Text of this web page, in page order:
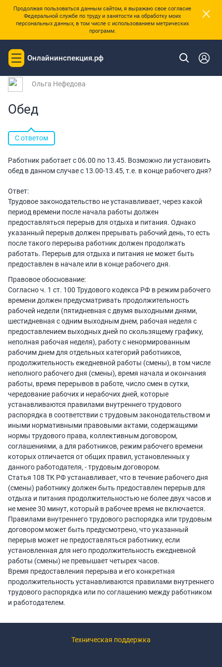
Продолжая пользоваться данным сайтом, я выражаю свое согласие
Федеральной службе по труду и занятости на обработку моих
персональных данных, в том числе с использованием метрических
программ.
×
Toggle
navigation
Онлайнинспекция.рф
Главная
Ольга Нефедова
Обед
С ответом
Работник работает с 06.00 по 13.45. Возможно ли установить
обед в данном случае с 13.00-13.45, т.е. в конце рабочего дня?
Ответ:
Трудовое законодательство не устанавливает, через какой
период времени после начала работы должен
предоставляться перерыв для отдыха и питания. Однако
указанный перерыв должен прерывать рабочий день, то есть
после такого перерыва работник должен продолжать
работать. Перерыв для отдыха и питания не может быть
предоставлен в начале или в конце рабочего дня.
Правовое обоснование:
Согласно ч. 1 ст. 100 Трудового кодекса РФ в режим рабочего
времени должен предусматривать продолжительность
рабочей недели (пятидневная с двумя выходными днями,
шестидневная с одним выходным днем, рабочая неделя с
предоставлением выходных дней по скользящему графику,
неполная рабочая неделя), работу с ненормированным
рабочим днем для отдельных категорий работников,
продолжительность ежедневной работы (смены), в том числе
неполного рабочего дня (смены), время начала и окончания
работы, время перерывов в работе, число смен в сутки,
чередование рабочих и нерабочих дней, которые
устанавливаются правилами внутреннего трудового
распорядка в соответствии с трудовым законодательством и
иными нормативными правовыми актами, содержащими
нормы трудового права, коллективным договором,
соглашениями, а для работников, режим рабочего времени
которых отличается от общих правил, установленных у
данного работодателя, - трудовым договором.
Статья 108 ТК РФ устанавливает, что в течение рабочего дня
(смены) работнику должен быть предоставлен перерыв для
отдыха и питания продолжительностью не более двух часов и
не менее 30 минут, который в рабочее время не включается.
Правилами внутреннего трудового распорядка или трудовым
договором может быть предусмотрено, что указанный
перерыв может не предоставляться работнику, если
установленная для него продолжительность ежедневной
работы (смены) не превышает четырех часов.
Время предоставления перерыва и его конкретная
продолжительность устанавливаются правилами внутреннего
трудового распорядка или по соглашению между работником
и работодателем.
Техническая поддержка